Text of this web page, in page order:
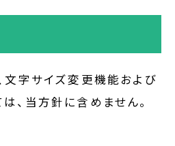
文字サイズ変更機能および
、当方針に含めません。